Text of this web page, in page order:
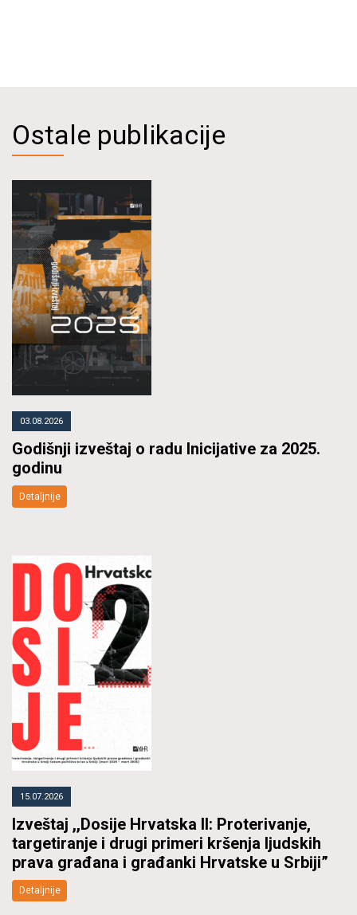
Ostale publikacije
03.08.2026
Godišnji izveštaj o radu Inicijative za 2025.
godinu
Detaljnije
15.07.2026
Izveštaj ,,Dosije Hrvatska II: Proterivanje,
targetiranje i drugi primeri kršenja ljudskih
prava građana i građanki Hrvatske u Srbiji”
Detaljnije